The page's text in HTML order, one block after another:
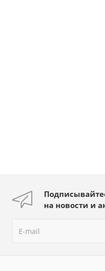
на новости и